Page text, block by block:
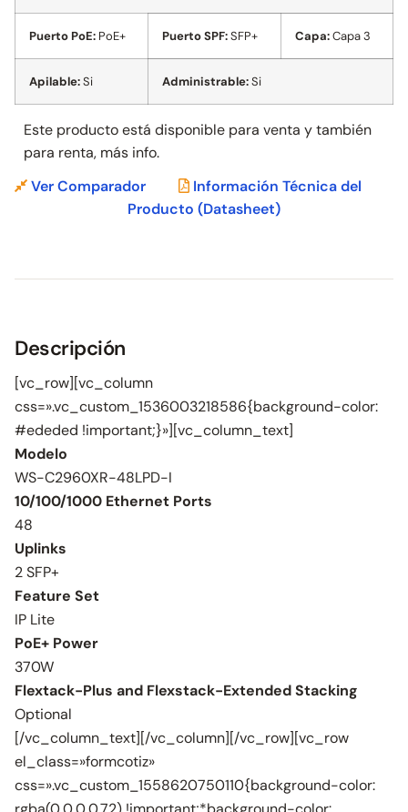
Puerto PoE: PoE+ Puerto SPF:SFP+ Capa:Capa 3
Apilable:Si Administrable:Si
Este producto está disponible para venta y también
para renta, más info.
Ver Comparador
Información Técnica del
Producto (Datasheet)
Descripción
[vc_row][vc_column
css=».vc_custom_1536003218586{background-color:
#ededed !important;}»][vc_column_text]
Modelo
WS-C2960XR-48LPD-I
10/100/1000 Ethernet Ports
48
Uplinks
2 SFP+
Feature Set
IP Lite
PoE+ Power
370W
Flextack-Plus and Flexstack-Extended Stacking
Optional
[/vc_column_text][/vc_column][/vc_row][vc_row
el_class=»formcotiz»
css=».vc_custom_1558620750110{background-color: